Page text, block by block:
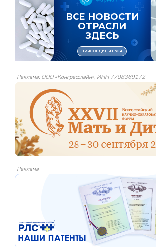
Реклама: ООО «Конгресслайн», ИНН 7708369172
Реклама